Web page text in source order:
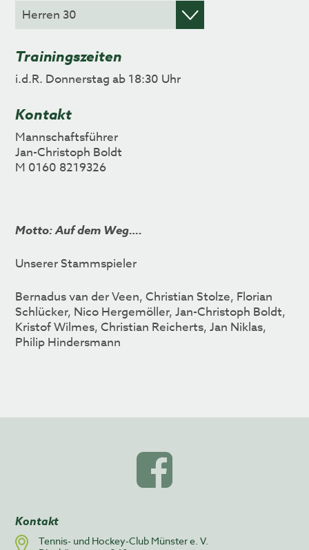
Trainingszeiten
i.d.R. Donnerstag ab 18:30 Uhr
Kontakt
Mannschaftsführer
Jan-Christoph Boldt
M 0160 8219326
Motto: Auf dem Weg….
Unserer Stammspieler
Bernadus van der Veen, Christian Stolze, Florian
Schlücker, Nico Hergemöller, Jan-Christoph Boldt,
Kristof Wilmes, Christian Reicherts, Jan Niklas,
Philip Hindersmann
Kontakt
Tennis- und Hockey-Club Münster e. V.